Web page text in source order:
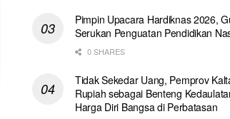
Pimpin Upacara Hardiknas 2026,
Serukan Penguatan Pendidikan
0 SHARES
Tidak Sekedar Uang, Pemprov
Rupiah sebagai Benteng
Harga Diri Bangsa di Perbatasan